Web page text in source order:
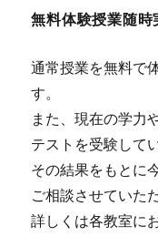
無料体験授業随時
通常授業を無料で
す。
また、現在の学力
テストを受験して
その結果をもとに
ご相談させていた
詳しくは各教室に